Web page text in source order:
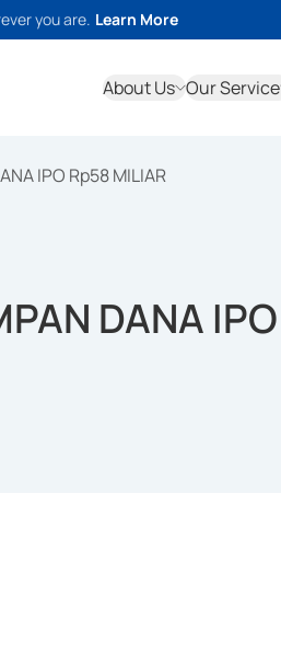
you are. Learn More
About Us Our Service
IPO Rp58 MILIAR
DANA IPO